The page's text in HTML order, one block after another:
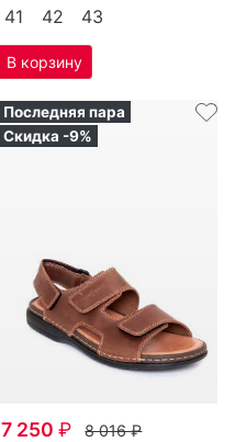
41 42 43
Последняя пара
Скидка -9%
7 250₽ 8 016₽